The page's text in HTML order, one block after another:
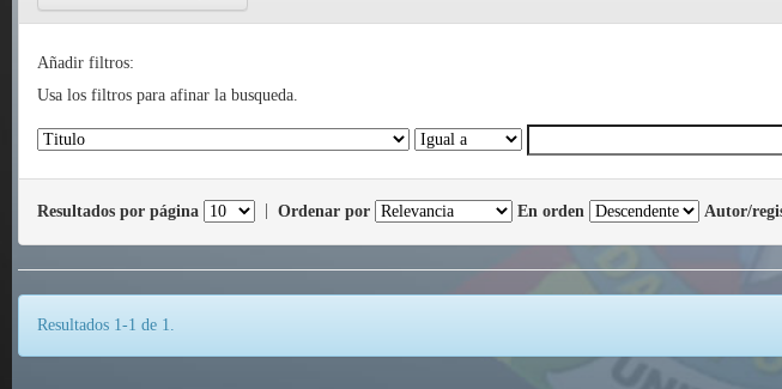
Añadir filtros:
Usa los filtros para afinar la busqueda.
Resultados por página Ordenar por En orden Autor/
Resultados 1-1 de 1.